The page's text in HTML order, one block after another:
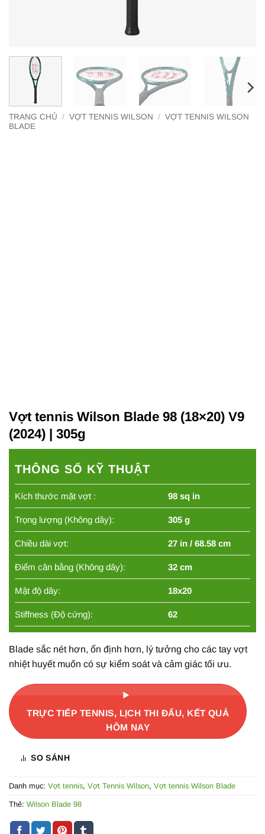
TRANG CHỦ / VỢT TENNIS WILSON / VỢT TENNIS WILSON
BLADE
Vợt tennis Wilson Blade 98 (18×20) V9
(2024) | 305g
THÔNG SỐ KỸ THUẬT
Kích thước mặt vợt : 98 sq in
Trọng lượng (Không dây): 305 g
Chiều dài vợt: 27 in / 68.58 cm
Điểm cân bằng (Không dây): 32 cm
Mật độ dây: 18x20
Stiffness (Độ cứng): 62
Blade sắc nét hơn, ổn định hơn, lý tưởng cho các tay vợt
nhiệt huyết muốn có sự kiểm soát và cảm giác tối ưu.
TRỰC TIẾP TENNIS, LỊCH THI ĐẤU, KẾT QUẢ
HÔM NAY
SO SÁNH
Danh mục: Vợt tennis, Vợt Tennis Wilson, Vợt tennis Wilson Blade
Thẻ: Wilson Blade 98